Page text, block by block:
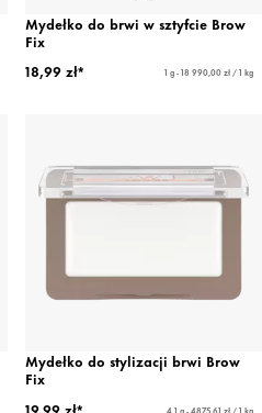
Mydełko do brwi w sztyfcie Brow
Fix
18,99 zł*
1 g - 18 990,00 zł / 1 kg
Mydełko do stylizacji brwi Brow
Fix
4,1 g - 4875,61 zł / 1 kg